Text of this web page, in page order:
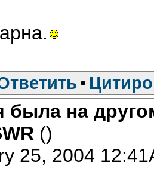
•
была на
()
25, 2004